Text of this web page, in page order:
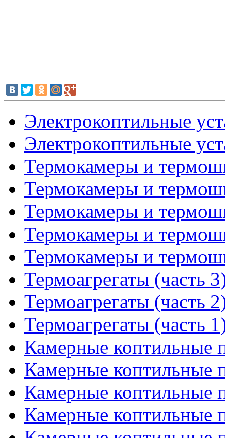
Электрокоптильные
Электрокоптильные
Термокамеры и
Термокамеры и
Термокамеры и
Термокамеры и
Термокамеры и
Термоагрегаты (часть
Термоагрегаты (часть
Термоагрегаты (часть
Камерные коптильные
Камерные коптильные
Камерные коптильные
Камерные коптильные